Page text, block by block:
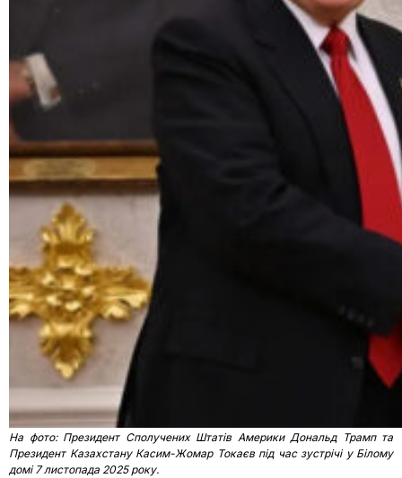
На фото: Президент Сполучених Штатів Америки Дональд Трамп та
Президент Казахстану Касим-Жомар Токаєв під час зустрічі у Білому
домі 7 листопада 2025 року.